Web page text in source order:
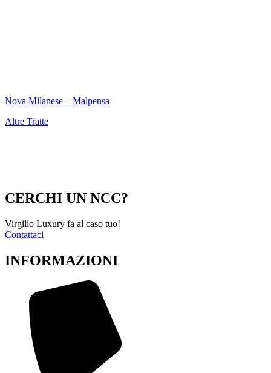
Nova Milanese – Malpensa
Altre Tratte
CERCHI UN NCC?
Virgilio Luxury fa al caso tuo!
Contattaci
INFORMAZIONI